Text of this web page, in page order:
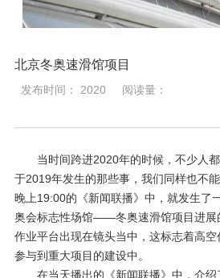
北京冬奥速滑馆项目
发布时间： 2020 阅读量：
当时间跨进2020年的时候，不少人
于2019年发生的那些事，我们同样也不
晚上19:00的《新闻联播》中，就发生了
奥会标志性场馆——冬奥速滑馆项目进展
作业平台出现在镜头当中，这标志着高
参与到重大项目的建设中。
在当天播出的《新闻联播》中，介